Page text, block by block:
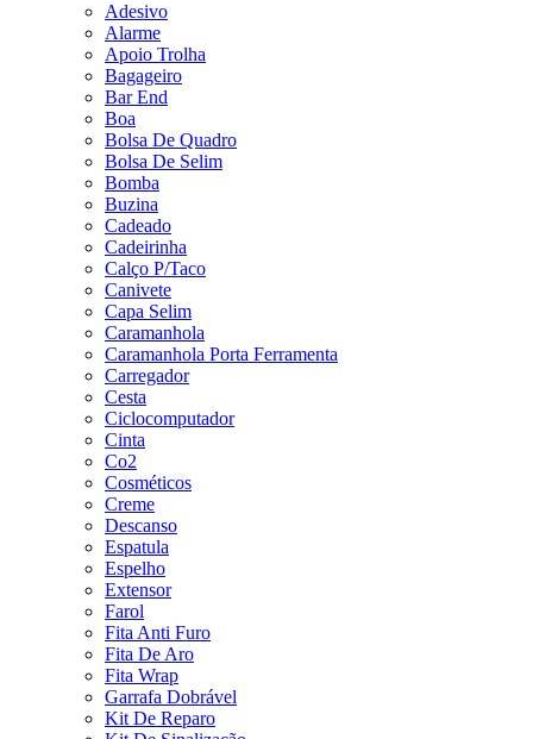
Adesivo
Alarme
Apoio Trolha
Bagageiro
Bar End
Boa
Bolsa De Quadro
Bolsa De Selim
Bomba
Buzina
Cadeado
Cadeirinha
Calço P/Taco
Canivete
Capa Selim
Caramanhola
Caramanhola Porta Ferramenta
Carregador
Cesta
Ciclocomputador
Cinta
Co2
Cosméticos
Creme
Descanso
Espatula
Espelho
Extensor
Farol
Fita Anti Furo
Fita De Aro
Fita Wrap
Garrafa Dobrável
Kit De Reparo